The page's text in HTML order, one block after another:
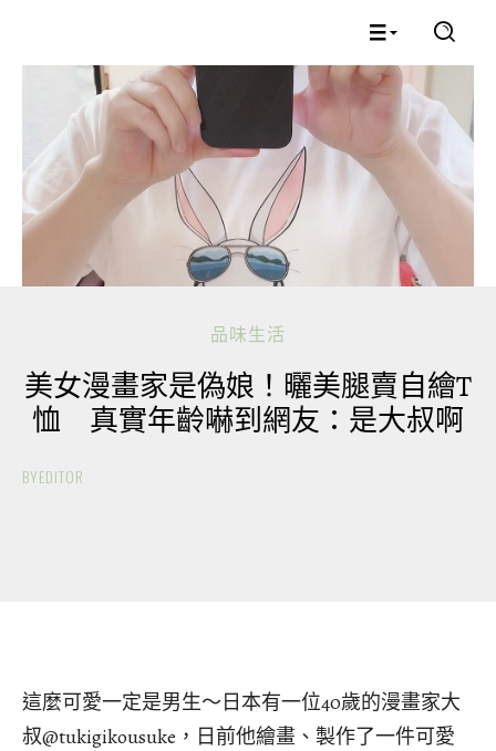
品味生活
美女漫畫家是偽娘！曬美腿賣自繪T
恤 真實年齡嚇到網友：是大叔啊
BYEDITOR
這麼可愛一定是男生～日本有一位40歲的漫畫家大
叔@tukigikousuke，日前他繪畫、製作了一件可愛